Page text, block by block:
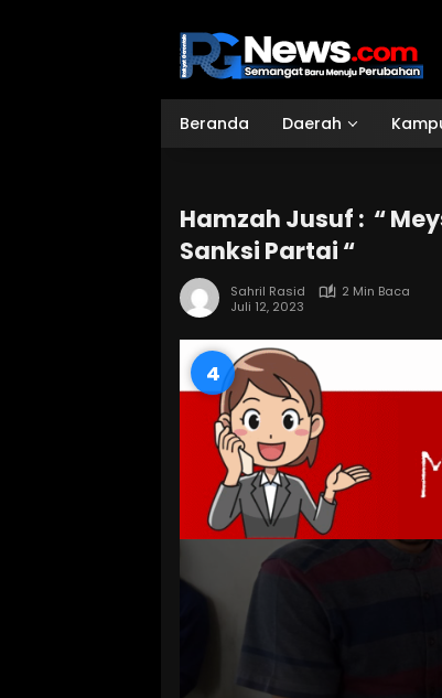
Beranda Daerah
Hamzah Jusuf : “
Sanksi Partai “
Sahril Rasid
2 Min Baca
Juli 12, 2023
3